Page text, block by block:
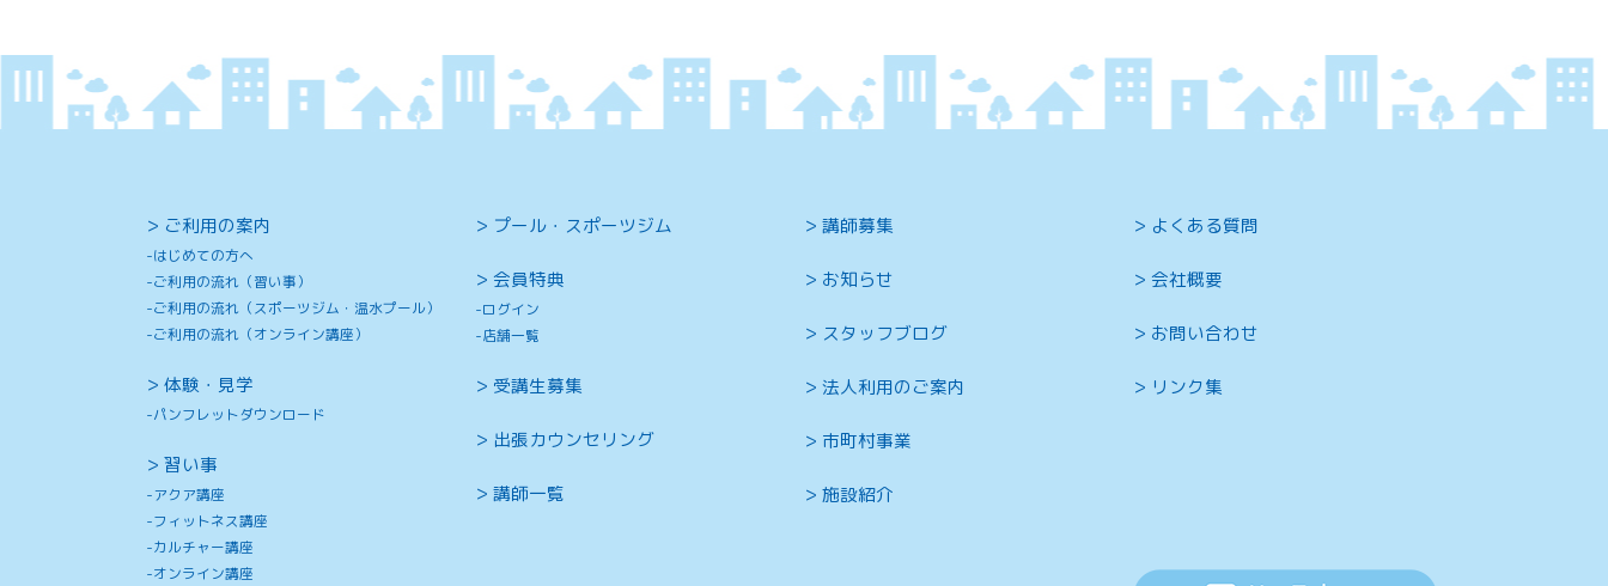
ご利用の案内
はじめての方へ
ご利用の流れ（習い事）
ご利用の流れ（スポーツジム・温水プール）
ご利用の流れ（オンライン講座）
体験・見学
パンフレットダウンロード
習い事
アクア講座
フィットネス講座
カルチャー講座
オンライン講座
プール・スポーツジム
会員特典
ログイン
店舗一覧
受講生募集
出張カウンセリング
講師一覧
講師募集
お知らせ
スタッフブログ
法人利用のご案内
市町村事業
施設紹介
よくある質問
会社概要
お問い合わせ
リンク集